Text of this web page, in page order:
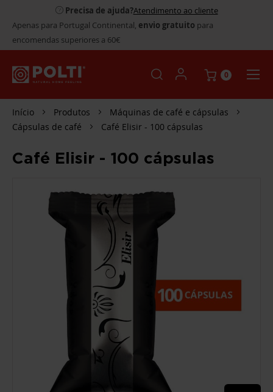
Precisa de ajuda?Atendimento ao cliente
Apenas para Portugal Continental, envio gratuito para
encomendas superiores a 60€
0
Início Produtos
Máquinas de café e cápsulas
Cápsulas de café
Café Elisir - 100 cápsulas
Café Elisir - 100 cápsulas